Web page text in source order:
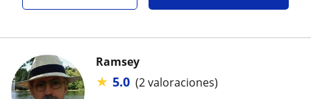
Ramsey
★ 5.0 (2 valoraciones)